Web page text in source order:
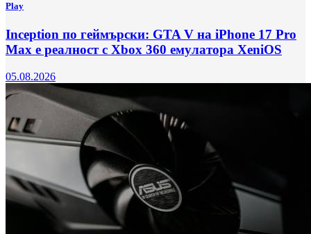
Play
Inception по геймърски: GTA V на iPhone 17 Pro
Max е реалност с Xbox 360 емулатора XeniOS
05.08.2026